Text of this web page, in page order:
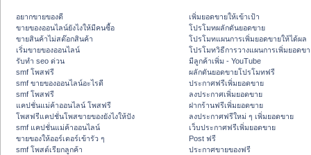
อยากขายของดี
ขายของออนไลน์ยังไงให้มีคนซื้อ
ขายสินค้าไม่สต๊อกสินค้า
เริ่มขายของออนไลน์
รับทำ seo ด่วน
smf โพสฟรี
smf ขายของออนไลน์อะไรดี
smf โพสฟรี
แคปชั่นแม่ค้าออนไลน์ โพสฟรี
โพสฟรีแคปชั่นโพสขายของยังไงให้ปัง
smf แคปชั่นแม่ค้าออนไลน์
ขายของให้ออร์เดอร์เข้ารัว ๆ
smf โพสต์เรียกลูกค้า
เพิ่มยอดขายให้เข้าเป้า
โปรโมทผลักดันยอดขาย
โปรโมทแผนการเพิ่มยอดขายให้ได้ผล
โปรโมทวิธีการวางแผนการเพิ่มยอดข
มีลูกค้าเพิ่ม - YouTube
ผลักดันยอดขายโปรโมทฟรี
ประกาศฟรีเพิ่มยอดขาย
ลงประกาศเพิ่มยอดขาย
ฝากร้านฟรีเพิ่มยอดขาย
ลงประกาศฟรีใหม่ ๆ เพิ่มยอดขาย
เว็บประกาศฟรีเพิ่มยอดขาย
Post ฟรี
ประกาศขายของฟรี